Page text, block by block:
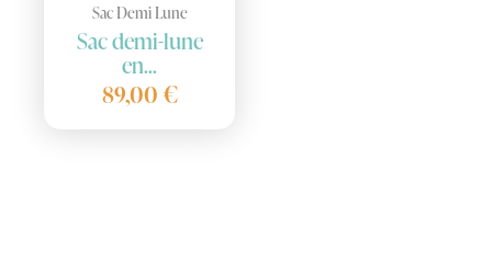
Sac Demi Lune
Sac demi-lune
en...
89,00 €